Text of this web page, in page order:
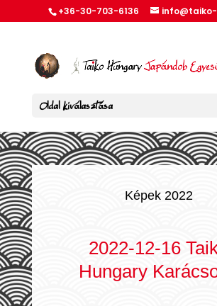
+36-30-703-6136
Oldal kiválasztása
Képek 2022
2022-12-16
Hungary